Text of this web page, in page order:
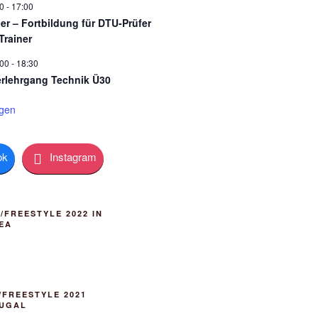
- 17:00
– Fortbildung für DTU-Prüfer
- 18:30
Technik Ü30
Instagram
FREESTYLE 2022 IN
2021